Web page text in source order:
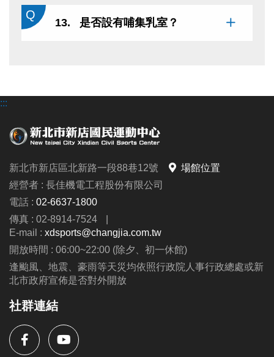
13. 是否設有哺集乳室？
:::
新北市新店區北新路一段88巷12號
場館位置
經營者 : 長佳機電工程股份有限公司
電話 : 02-6637-1800
傳真 : 02-8914-7524
E-mail : xdsports@changjia.com.tw
開放時間 : 06:00~22:00 (除夕、初一休館)
逢颱風、地震、豪雨等天災均依照行政院人事行政總處或新
北市政府宣佈是否對外開放
社群連結